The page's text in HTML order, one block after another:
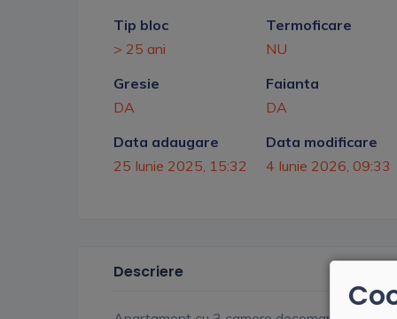
Tip bloc
> 25 ani
Termoficare
NU
Gresie
DA
Faianta
DA
Data adaugare
25 Iunie 2025, 15:32
Data modificare
4 Iunie 2026, 09:33
Descriere